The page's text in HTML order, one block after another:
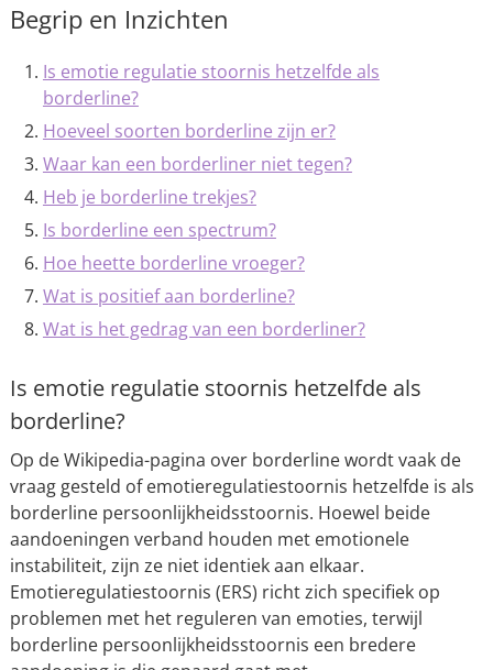
Begrip en Inzichten
Is emotie regulatie stoornis hetzelfde als
borderline?
Hoeveel soorten borderline zijn er?
Waar kan een borderliner niet tegen?
Heb je borderline trekjes?
Is borderline een spectrum?
Hoe heette borderline vroeger?
Wat is positief aan borderline?
Wat is het gedrag van een borderliner?
Is emotie regulatie stoornis hetzelfde als
borderline?
Op de Wikipedia-pagina over borderline wordt vaak de
vraag gesteld of emotieregulatiestoornis hetzelfde is als
borderline persoonlijkheidsstoornis. Hoewel beide
aandoeningen verband houden met emotionele
instabiliteit, zijn ze niet identiek aan elkaar.
Emotieregulatiestoornis (ERS) richt zich specifiek op
problemen met het reguleren van emoties, terwijl
borderline persoonlijkheidsstoornis een bredere